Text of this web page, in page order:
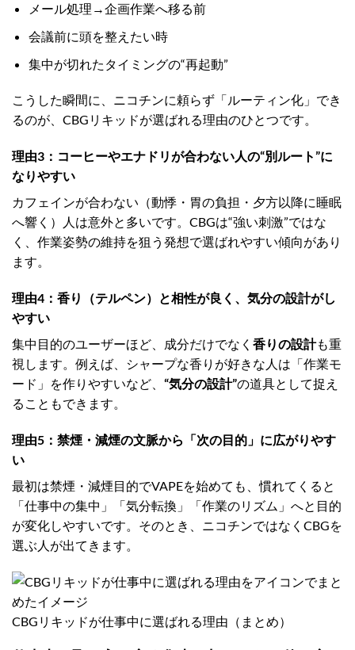
メール処理→企画作業へ移る前
会議前に頭を整えたい時
集中が切れたタイミングの“再起動”
こうした瞬間に、ニコチンに頼らず「ルーティン化」でき
るのが、CBGリキッドが選ばれる理由のひとつです。
理由3：コーヒーやエナドリが合わない人の“別ルート”に
なりやすい
カフェインが合わない（動悸・胃の負担・夕方以降に睡眠
へ響く）人は意外と多いです。CBGは“強い刺激”ではな
く、作業姿勢の維持を狙う発想で選ばれやすい傾向があり
ます。
理由4：香り（テルペン）と相性が良く、気分の設計がし
やすい
集中目的のユーザーほど、成分だけでなく 香りの設計も重
視します。例えば、シャープな香りが好きな人は「作業モ
ード」を作りやすいなど、 “気分の設計”の道具として捉え
ることもできます。
理由5：禁煙・減煙の文脈から「次の目的」に広がりやす
い
最初は禁煙・減煙目的でVAPEを始めても、慣れてくると
「仕事中の集中」「気分転換」「作業のリズム」へと目的
が変化しやすいです。そのとき、ニコチンではなくCBGを
選ぶ人が出てきます。
CBGリキッドが仕事中に選ばれる理由（まとめ）